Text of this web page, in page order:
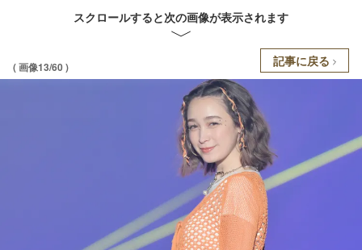
スクロールすると次の画像が表示されます
( 画像13/60 ) 記事に戻る